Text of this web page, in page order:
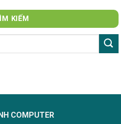
KIẾM
COMPUTER